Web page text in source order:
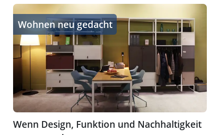
Wenn Design, Funktion und Nachhaltigkeit
Wohnen neu gedacht
Wenn Design, Funktion und Nachhaltigkeit